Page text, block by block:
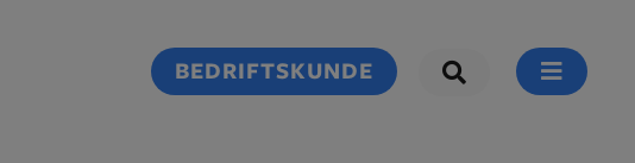
BEDRIFTSKUNDE